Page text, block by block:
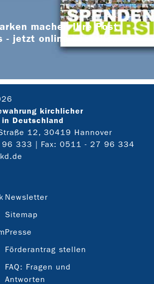
machen Ihre Post
- jetzt online bestellen
kirchlicher
Deutschland
12, 30419 Hannover
333 | Fax: 0511 - 27 96 334
Newsletter
Sitemap
Presse
Förderantrag stellen
FAQ: Fragen und
Antworten